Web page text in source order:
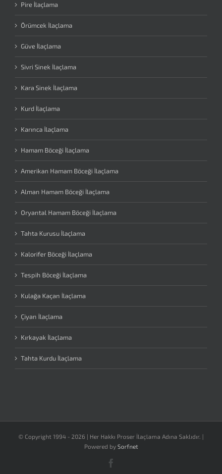
Pire İlaçlama
Örümcek İlaçlama
Güve İlaçlama
Sivri Sinek İlaçlama
Kara Sinek İlaçlama
Kurd İlaçlama
Karınca İlaçlama
Hamam Böceği İlaçlama
Amerikan Hamam Böceği İlaçlama
Alman Hamam Böceği İlaçlama
Oryantal Hamam Böceği İlaçlama
Tahta Kurusu İlaçlama
Kalorifer Böceği İlaçlama
Tespih Böceği İlaçlama
Kulağa Kaçan İlaçlama
Çiyan İlaçlama
Kırkayak İlaçlama
Tahta Kurdu İlaçlama
© Copyright 1994 - 2026 | Her Hakkı Proser İlaçlama Adına Saklıdır. |
Powered by Sorfnet